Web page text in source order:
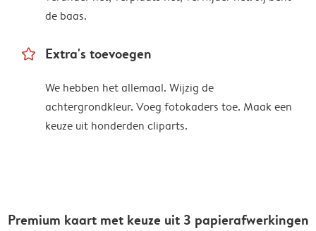
de baas.
star_outline Extra's toevoegen
We hebben het allemaal. Wijzig de
achtergrondkleur. Voeg fotokaders toe. Maak een
keuze uit honderden cliparts.
Premium kaart met keuze uit 3 papierafwerkingen